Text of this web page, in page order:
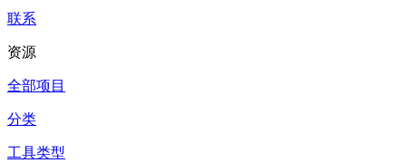
联系
资源
全部项目
分类
工具类型